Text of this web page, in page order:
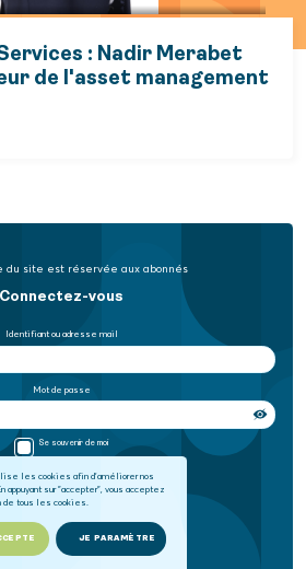
les cookies afin d'améliorer nos
appuyant sur "accepter", vous acceptez
tous les cookies.
JE PARAMÈTRE
: Nadir Merabet
de l'asset management
du site est réservée aux abonnés
Connectez-vous
Identifiant ou adresse mail
Mot de passe
Se souvenir de moi
SE CONNECTER
Mot de passe oublié